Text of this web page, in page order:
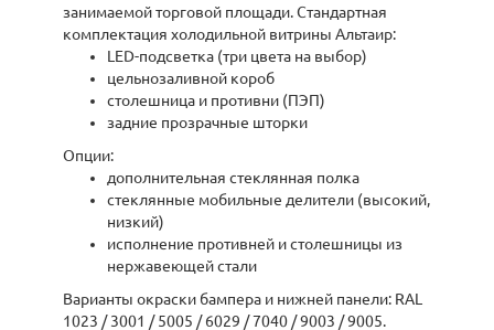
занимаемой торговой площади. Стандартная
комплектация холодильной витрины Альтаир:
LED-подсветка (три цвета на выбор)
цельнозаливной короб
столешница и противни (ПЭП)
задние прозрачные шторки
Опции:
дополнительная стеклянная полка
стеклянные мобильные делители (высокий,
низкий)
исполнение противней и столешницы из
нержавеющей стали
Варианты окраски бампера и нижней панели: RAL
1023 / 3001 / 5005 / 6029 / 7040 / 9003 / 9005.